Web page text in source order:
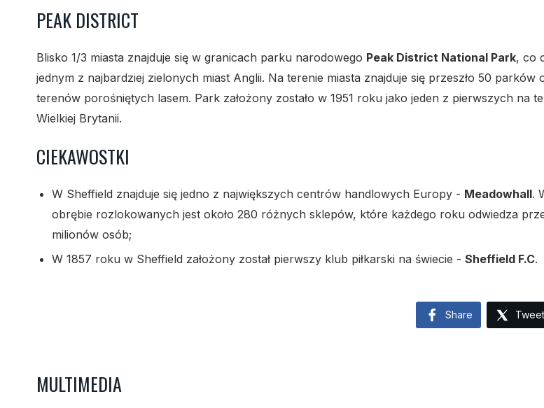
PEAK DISTRICT
Blisko 1/3 miasta znajduje się w granicach parku narodowego Peak District National Park, co
jednym z najbardziej zielonych miast Anglii. Na terenie miasta znajduje się przeszło 50 parków
terenów porośniętych lasem. Park założony zostało w 1951 roku jako jeden z pierwszych na
Wielkiej Brytanii.
CIEKAWOSTKI
W Sheffield znajduje się jedno z największych centrów handlowych Europy - Meadowhall.
obrębie rozlokowanych jest około 280 różnych sklepów, które każdego roku odwiedza
milionów osób;
W 1857 roku w Sheffield założony został pierwszy klub piłkarski na świecie - Sheffield F.C.
Share Tweet
MULTIMEDIA